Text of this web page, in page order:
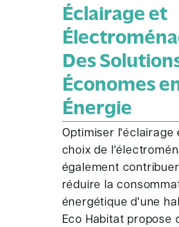
Éclairage et
Des
Économes
Énergie
Optimiser l'éclairage
choix de
également
réduire la
énergétique d'une
Eco Habitat propose